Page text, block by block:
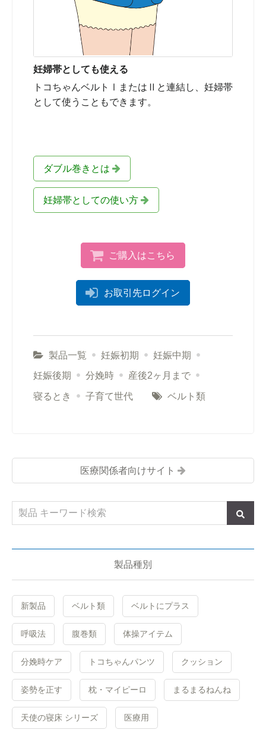
妊婦帯としても使える
トコちゃんベルトⅠまたはⅡと連結し、妊婦帯
として使うこともできます。
ダブル巻きとは
妊婦帯としての使い方
ご購入はこちら
お取引先ログイン
製品一覧 妊娠初期
妊娠中期
妊娠後期
分娩時 産後2ヶ月まで
寝るとき 子育て世代 ベルト類
医療関係者向けサイト
製品種別
新製品 ベルト類 ベルトにプラス
呼吸法 腹巻類 体操アイテム
分娩時ケア トコちゃんパンツ クッション
姿勢を正す 枕・マイピーロ まるまるねんね
天使の寝床 シリーズ 医療用